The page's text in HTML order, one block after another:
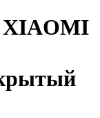
XIAOMI